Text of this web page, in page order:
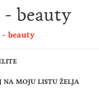
beauty
beauty
NA MOJU LISTU ŽELJA